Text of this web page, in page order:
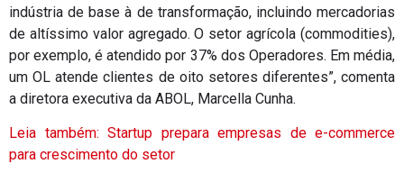
indústria de base à de transformação, incluindo mercadorias
de altíssimo valor agregado. O setor agrícola (commodities),
por exemplo, é atendido por 37% dos Operadores. Em média,
um OL atende clientes de oito setores diferentes”, comenta
a diretora executiva da ABOL, Marcella Cunha.
Leia também: Startup prepara empresas de e-commerce
para crescimento do setor